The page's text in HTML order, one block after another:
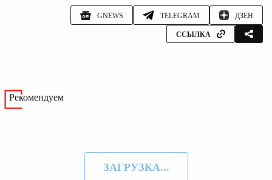
GNEWS TELEGRAM ДЗЕН
ССЫЛКА
Рекомендуем
ЗАГРУЗКА...